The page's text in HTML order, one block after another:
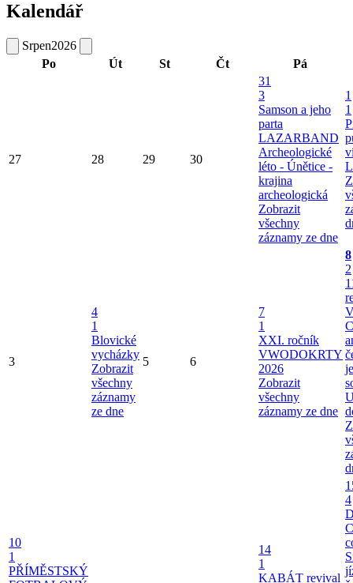
Kalendář
Srpen2026
Po
Út St Čt Pá
27 28 29 30
31
3
Samson a jeho
parta
LAZARBAND
Archeologické
léto - Únětice -
krajina
archeologická
Zobrazit
všechny
záznamy ze dne
1
1
3
4
1
Blovické
vycházky
Zobrazit
všechny
záznamy
ze dne
5 6
7
1
XXI. ročník
VWODOKRTY
2026
Zobrazit
všechny
záznamy ze dne
8
2
10
1
PŘÍMĚSTSKÝ
14
1
KABÁT revival
4